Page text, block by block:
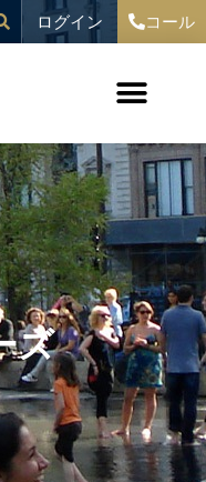
ログイン コール
ズ